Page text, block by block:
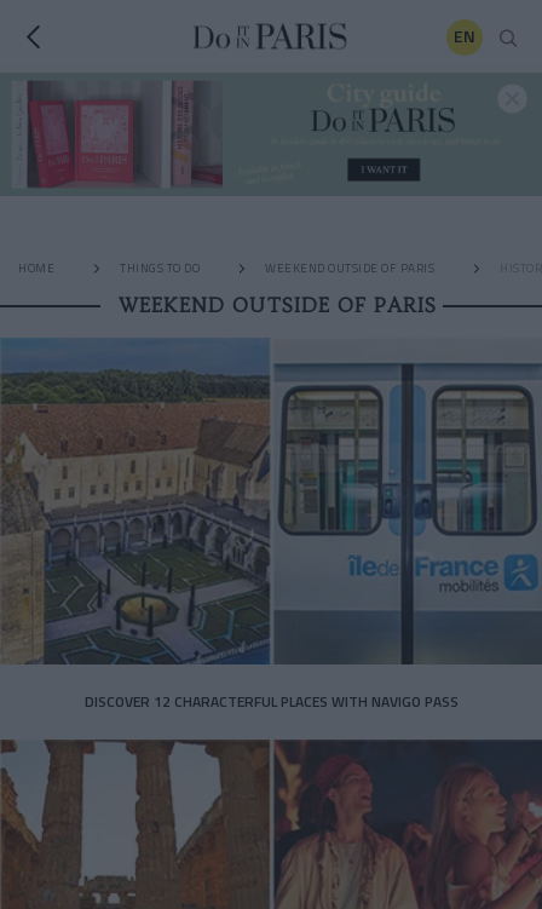
EN
HOME THINGS TO DO WEEKEND OUTSIDE OF PARIS
WEEKEND OUTSIDE OF PARIS
DISCOVER 12 CHARACTERFUL PLACES WITH NAVIGO PASS